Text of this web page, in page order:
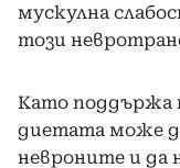
мускулна
този
Като поддържа
диетата може
невроните и да